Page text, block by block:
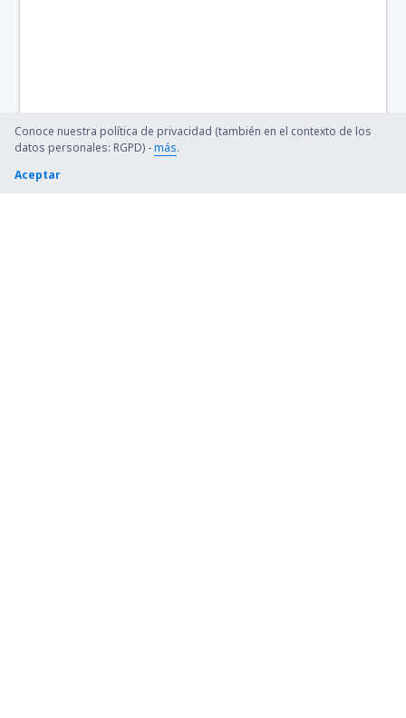
Conoce nuestra política de privacidad (también en el contexto de los
datos personales: RGPD) -más.
Aceptar